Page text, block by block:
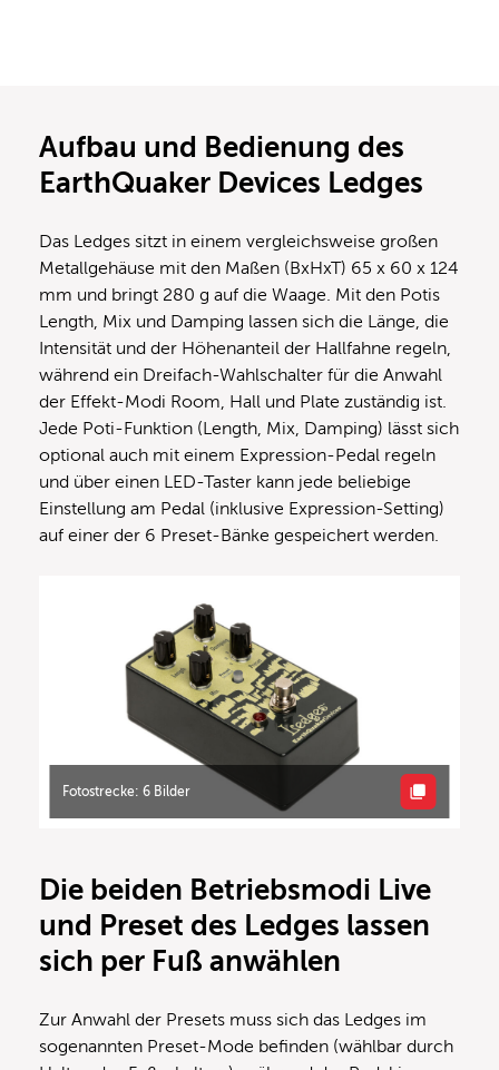
Aufbau und Bedienung des
EarthQuaker Devices Ledges
Das Ledges sitzt in einem vergleichsweise großen
Metallgehäuse mit den Maßen (BxHxT) 65 x 60 x 124
mm und bringt 280 g auf die Waage. Mit den Potis
Length, Mix und Damping lassen sich die Länge, die
Intensität und der Höhenanteil der Hallfahne regeln,
während ein Dreifach-Wahlschalter für die Anwahl
der Effekt-Modi Room, Hall und Plate zuständig ist.
Jede Poti-Funktion (Length, Mix, Damping) lässt sich
optional auch mit einem Expression-Pedal regeln
und über einen LED-Taster kann jede beliebige
Einstellung am Pedal (inklusive Expression-Setting)
auf einer der 6 Preset-Bänke gespeichert werden.
Fotostrecke: 6 Bilder
Die beiden Betriebsmodi Live
und Preset des Ledges lassen
sich per Fuß anwählen
Zur Anwahl der Presets muss sich das Ledges im
sogenannten Preset-Mode befinden (wählbar durch